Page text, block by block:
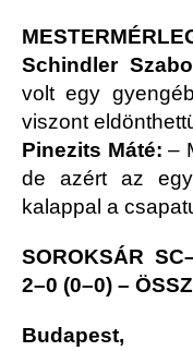
Schindler
volt egy
viszont
Pinezits Máté: –
de azért az
kalappal a
SOROKSÁR
2–0 (0–0) –